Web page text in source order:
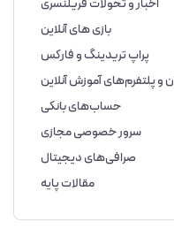
اخبار و تحولات فریلنسری
بازی های آنلاین
پراپ تریدینگ و فارکس
و پلتفرم‌های آموزش آنلاین
حساب‌های بانکی
سرور خصوصی مجازی
صرافی‌های دیجیتال
مقالات پایه